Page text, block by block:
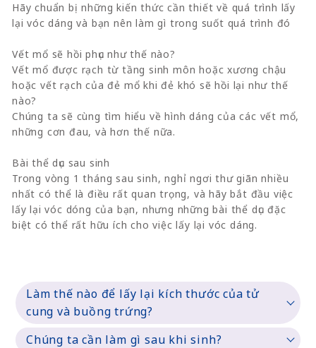
Hãy chuẩn bị những kiến thức cần thiết về quá trình lấy
lại vóc dáng và bạn nên làm gì trong suốt quá trình đó
Vết mổ sẽ hồi phục như thế nào?
Vết mổ được rạch từ tầng sinh môn hoặc xương chậu
hoặc vết rạch của đẻ mổ khi đẻ khó sẽ hồi lại như thế
nào?
Chúng ta sẽ cùng tìm hiểu về hình dáng của các vết mổ,
những cơn đau, và hơn thế nữa.
Bài thể dục sau sinh
Trong vòng 1 tháng sau sinh, nghỉ ngơi thư giãn nhiều
nhất có thể là điều rất quan trọng, và hãy bắt đầu việc
lấy lại vóc dóng của bạn, nhưng những bài thể dục đặc
biệt có thể rất hữu ích cho việc lấy lại vóc dáng.
Làm thế nào để lấy lại kích thước của tử
cung và buồng trứng?
Chúng ta cần làm gì sau khi sinh?